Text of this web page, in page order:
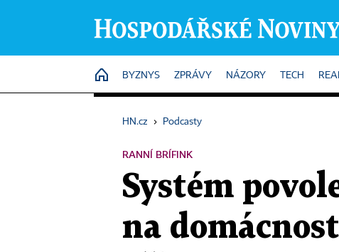
HOME
BYZNYS ZPRÁVY NÁZORY TECH
HN.cz › Podcasty
RANNÍ BRÍFINK
Systém
na